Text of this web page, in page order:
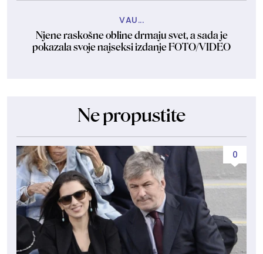
VAU...
Njene raskošne obline drmaju svet, a sada je
pokazala svoje najseksi izdanje FOTO/VIDEO
Ne propustite
0